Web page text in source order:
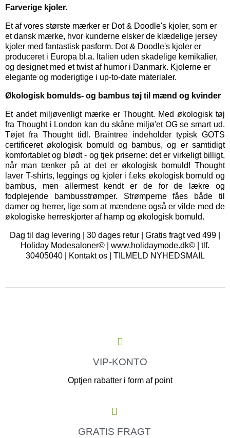
Farverige kjoler.
Et af vores største mærker er Dot & Doodle's kjoler, som er
et dansk mærke, hvor kunderne elsker de klædelige jersey
kjoler med fantastisk pasform. Dot & Doodle's kjoler er
produceret i Europa bl.a. Italien uden skadelige kemikalier,
og designet med et twist af humor i Danmark. Kjolerne er
elegante og moderigtige i up-to-date materialer.
Økologisk bomulds- og bambus tøj til mænd og kvinder
Et andet miljøvenligt mærke erThought. Med økologisk tøj
fra Thought i London kan du skåne miljø'et OG se smart ud.
Tøjet fra Thought tidl. Braintree indeholder typisk GOTS
certificeret økologisk bomuld og bambus, og er samtidigt
komfortablet og blødt - og tjek priserne: det er virkeligt billigt,
når man tænker på at det er økologisk bomuld! Thought
laver T-shirts, leggings og kjoler i f.eks økologisk bomuld og
bambus, men allermest kendt er de for de lækre og
fodplejende bambusstrømper. Strømperne fåes både til
damer og herrer, lige som at mændene også er vilde med de
økologiske herreskjorter af hamp og økologisk bomuld.
Dag til dag levering | 30 dages retur | Gratis fragt ved 499 |
Holiday Modesaloner© | www.holidaymode.dk© | tlf.
30405040 |
Kontakt os| TILMELD NYHEDSMAIL
VIP-KONTO
Optjen rabatter i form af point
GRATIS FRAGT